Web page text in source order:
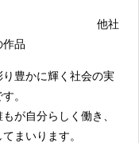
けんさん 他社
作品
豊かに輝く社会の実
。
が自分らしく働き、
まいります。